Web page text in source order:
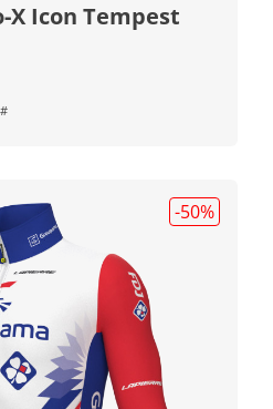
X Icon Tempest
#
-50%